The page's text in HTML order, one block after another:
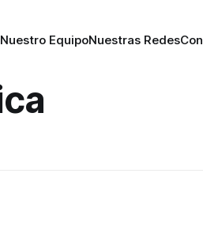
Nuestro EquipoNuestras Redes